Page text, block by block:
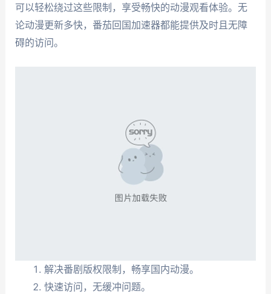
可以轻松绕过这些限制，享受畅快的动漫观看体验。无
论动漫更新多快，番茄回国加速器都能提供及时且无障
碍的访问。
解决番剧版权限制，畅享国内动漫。
快速访问，无缓冲问题。